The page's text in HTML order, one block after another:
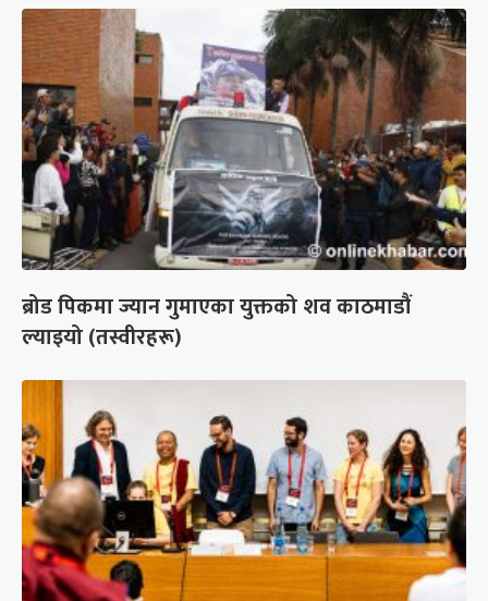
ब्रोड पिकमा ज्यान गुमाएका युक्तको शव काठमाडौं
ल्याइयो (तस्वीरहरू)